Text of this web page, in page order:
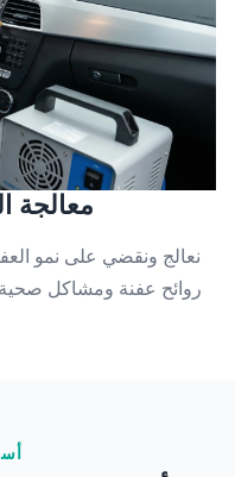
معالجة
نعالج ونقضي على نمو
روائح عفنة ومشاكل